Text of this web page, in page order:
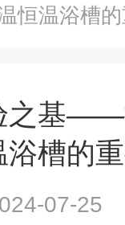
恒温浴槽的
之基——
浴槽的
07-